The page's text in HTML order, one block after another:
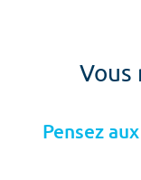
Vous
Pensez